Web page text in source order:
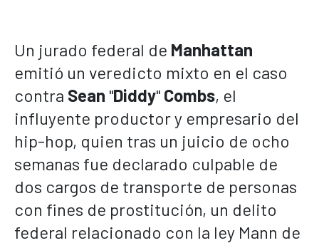
Un jurado federal de Manhattan
emitió un veredicto mixto en el caso
contra Sean "Diddy" Combs, el
influyente productor y empresario del
hip-hop, quien tras un juicio de ocho
semanas fue declarado culpable de
dos cargos de transporte de personas
con fines de prostitución, un delito
federal relacionado con la ley Mann de